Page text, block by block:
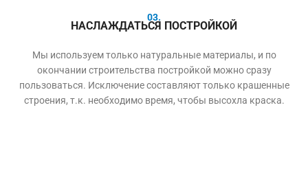
03.
НАСЛАЖДАТЬСЯ ПОСТРОЙКОЙ
Мы используем только натуральные материалы, и по
окончании строительства постройкой можно сразу
пользоваться. Исключение составляют только крашенные
строения, т.к. необходимо время, чтобы высохла краска.